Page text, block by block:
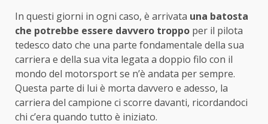
In questi giorni in ogni caso, è arrivata una batosta
che potrebbe essere davvero troppo per il pilota
tedesco dato che una parte fondamentale della sua
carriera e della sua vita legata a doppio filo con il
mondo del motorsport se n’è andata per sempre.
Questa parte di lui è morta davvero e adesso, la
carriera del campione ci scorre davanti, ricordandoci
chi c’era quando tutto è iniziato.